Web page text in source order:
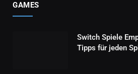
GAMES
Switch Spiele
Tipps für jeden